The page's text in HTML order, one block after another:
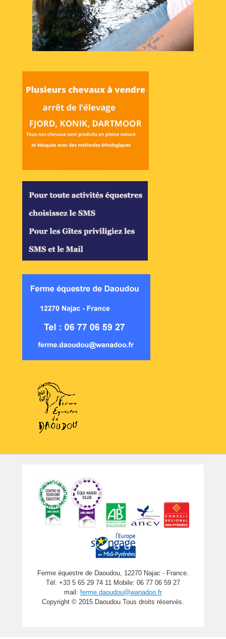
Ferme équestre de Daoudou, 12270 Najac - France.
Tél: +33 5 65 29 74 11 Mobile: 06 77 06 59 27
mail: ferme.daoudou@wanadoo.fr
Copyright © 2015 Daoudou Tous droits réservés.